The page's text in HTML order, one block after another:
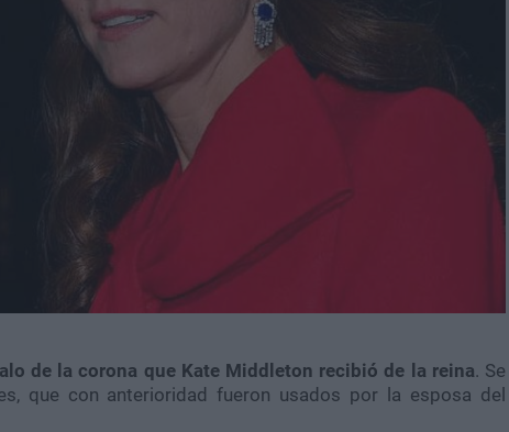
de la corona que Kate Middleton recibió de la reina. Se
que con anterioridad fueron usados por la esposa del